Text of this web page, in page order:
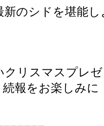
のシドを堪能し
クリスマスプレ
報をお楽しみに